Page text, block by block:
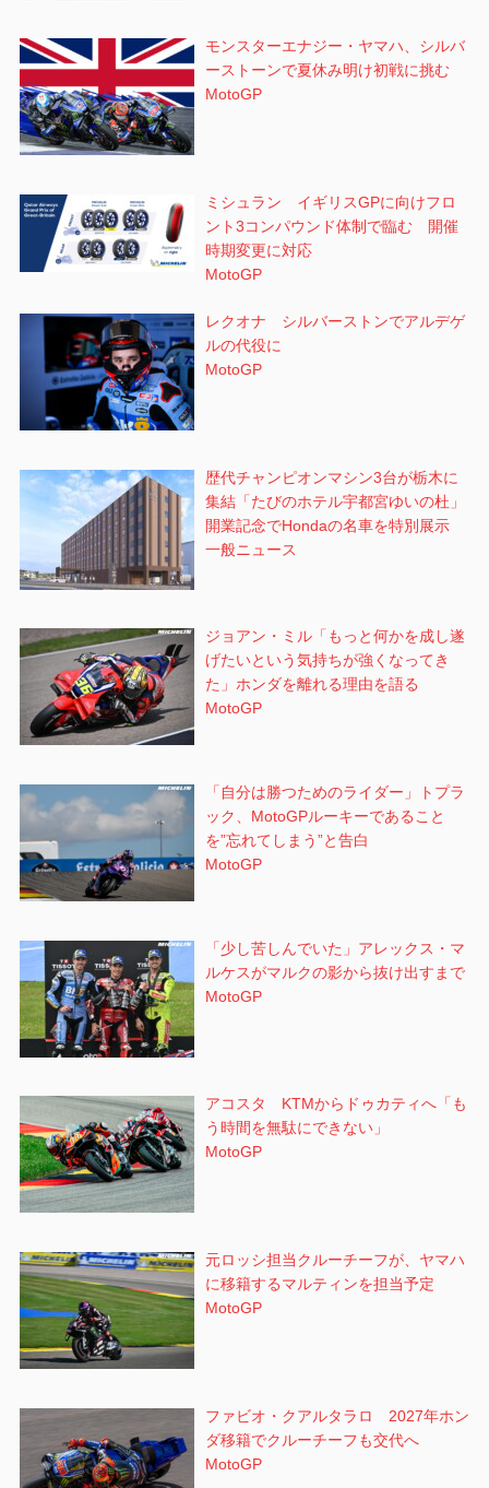
モンスターエナジー・ヤマハ、シルバ
ーストーンで夏休み明け初戦に挑む
MotoGP
ミシュラン イギリスGPに向けフロ
ント3コンパウンド体制で臨む 開催
時期変更に対応
MotoGP
レクオナ シルバーストンでアルデゲ
ルの代役に
MotoGP
歴代チャンピオンマシン3台が栃木に
集結「たびのホテル宇都宮ゆいの杜」
開業記念でHondaの名車を特別展示
一般ニュース
ジョアン・ミル「もっと何かを成し遂
げたいという気持ちが強くなってき
た」ホンダを離れる理由を語る
MotoGP
「自分は勝つためのライダー」トプラ
ック、MotoGPルーキーであること
を”忘れてしまう”と告白
MotoGP
「少し苦しんでいた」アレックス・マ
ルケスがマルクの影から抜け出すまで
MotoGP
アコスタ KTMからドゥカティへ「も
う時間を無駄にできない」
MotoGP
元ロッシ担当クルーチーフが、ヤマハ
に移籍するマルティンを担当予定
MotoGP
ファビオ・クアルタラロ 2027年ホン
ダ移籍でクルーチーフも交代へ
MotoGP